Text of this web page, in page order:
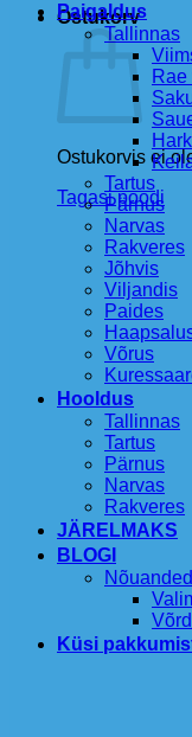
Ostukorv
Ostukorvis ei
Tagasi poodi
Paigaldus
Tallinnas
Tartus
Pärnus
Narvas
Rakveres
Jõhvis
Viljandis
Paides
Võrus
Hooldus
Tallinnas
Tartus
Pärnus
Narvas
Rakveres
JÄRELMAKS
BLOGI
Nõuanded
Küsi